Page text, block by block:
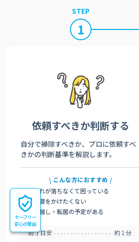
STEP
1
依頼すべきか判断する
自分で掃除すべきか、プロに依頼すべ
きかの判断基準を解説します。
こんな方におすすめ
汚れが落ちなくて困っている
時間をかけたくない
引越し・転居の予定がある
読了目安 約1分
セーフリー
安心の理由